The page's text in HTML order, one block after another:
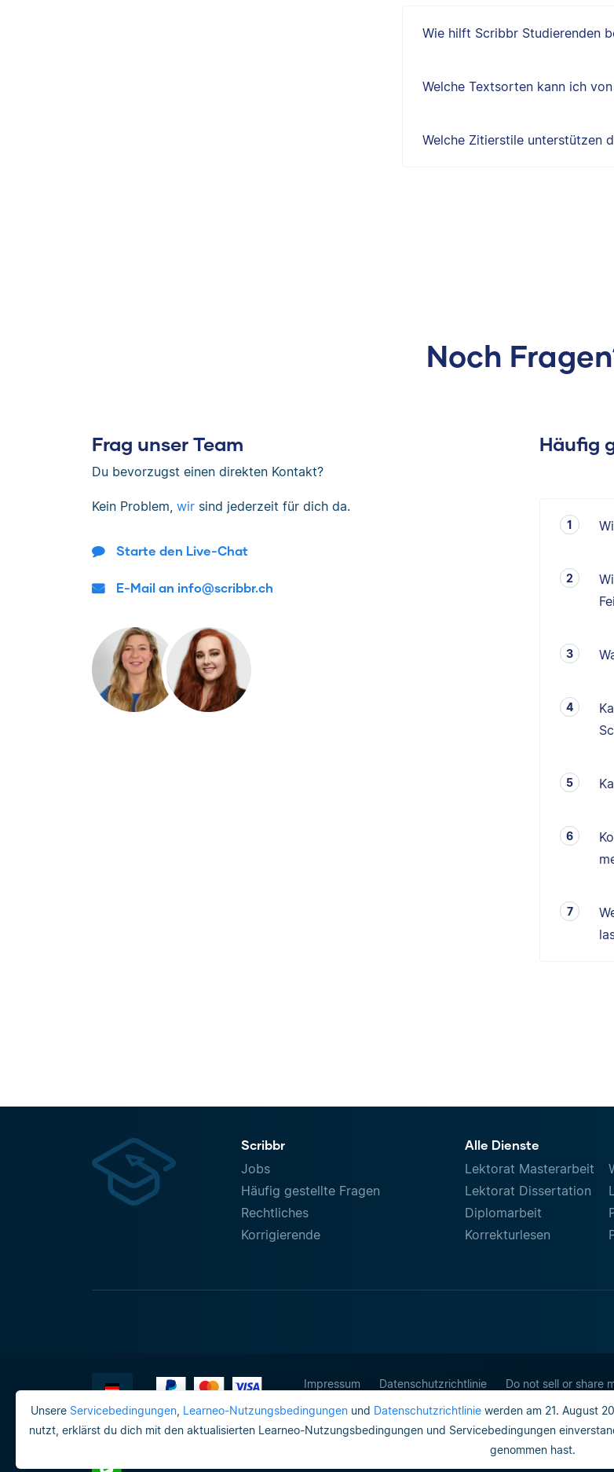
Unsere Servicebedingungen, Learneo-Nutzungsbedingungenund Datenschutzrichtliniewerden am 21. August
nutzt, erklärst du dich mit den aktualisierten Learneo-Nutzungsbedingungen und Servicebedingungen
genommen hast.
Wie hilft Scribbr Studierenden
Welche Textsorten kann ich
Welche Zitierstile unterstützen
Noch
Frag unser Team
Du bevorzugst einen direkten Kontakt?
Kein Problem, wir sind jederzeit für dich da.
Starte den Live-Chat
E-Mail an info@scribbr.ch
Häufig
Scribbr
Jobs
Häufig gestellte Fragen
Rechtliches
Korrigierende
Alle Dienste
Lektorat Masterarbeit
Lektorat Dissertation
Diplomarbeit
Korrekturlesen
Impressum Datenschutzrichtlinie Do not sell or share